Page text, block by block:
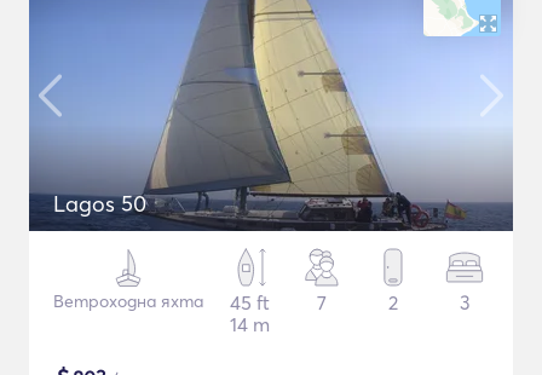
Lagos 50
Ветроходна яхта
45 ft
14 m
7 2 3